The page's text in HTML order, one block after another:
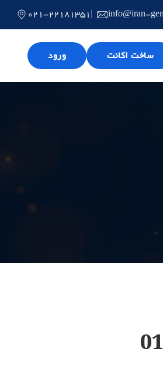
021-22181351 info@iran-
ساخت اکانت ورود